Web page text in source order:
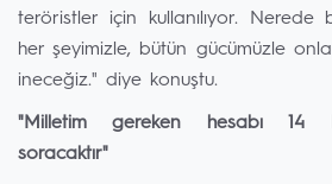
teröristler için kullanılıyor.
her şeyimizle, bütün gücümüzle
ineceğiz." diye konuştu.
"Milletim gereken hesabı 14
soracaktır"